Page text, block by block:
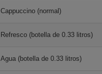
Cappuccino (normal)
Refresco (botella de 0.33 litros)
Agua (botella de 0.33 litros)